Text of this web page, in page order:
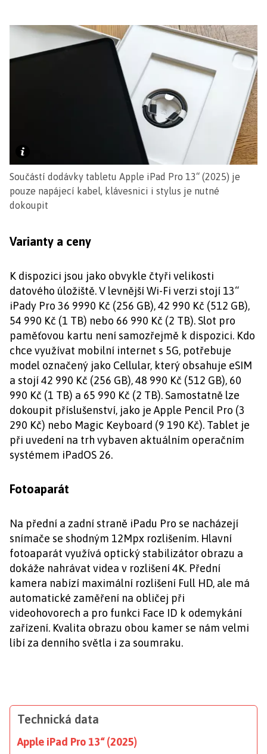
Součástí dodávky tabletu Apple iPad Pro 13“ (2025) je
pouze napájecí kabel, klávesnici i stylus je nutné
dokoupit
Varianty a ceny
K dispozici jsou jako obvykle čtyři velikosti
datového úložiště. V levnější Wi-Fi verzi stojí 13“
iPady Pro 36 9990 Kč (256 GB), 42 990 Kč (512 GB),
54 990 Kč (1 TB) nebo 66 990 Kč (2 TB). Slot pro
paměťovou kartu není samozřejmě k dispozici. Kdo
chce využívat mobilní internet s 5G, potřebuje
model označený jako Cellular, který obsahuje eSIM
a stojí 42 990 Kč (256 GB), 48 990 Kč (512 GB), 60
990 Kč (1 TB) a 65 990 Kč (2 TB). Samostatně lze
dokoupit příslušenství, jako je Apple Pencil Pro (3
290 Kč) nebo Magic Keyboard (9 190 Kč). Tablet je
při uvedení na trh vybaven aktuálním operačním
systémem iPadOS 26.
Fotoaparát
Na přední a zadní straně iPadu Pro se nacházejí
snímače se shodným 12Mpx rozlišením. Hlavní
fotoaparát využívá optický stabilizátor obrazu a
dokáže nahrávat videa v rozlišení 4K. Přední
kamera nabízí maximální rozlišení Full HD, ale má
automatické zaměření na obličej při
videohovorech a pro funkci Face ID k odemykání
zařízení. Kvalita obrazu obou kamer se nám velmi
líbí za denního světla i za soumraku.
Technická data
Apple iPad Pro 13“ (2025)